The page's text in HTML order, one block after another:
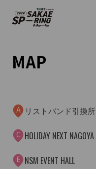
MAP
AD
AJ
AR
A リストバンド引換所
C HOLIDAY NEXT NAGOYA
E NSM EVENT HALL